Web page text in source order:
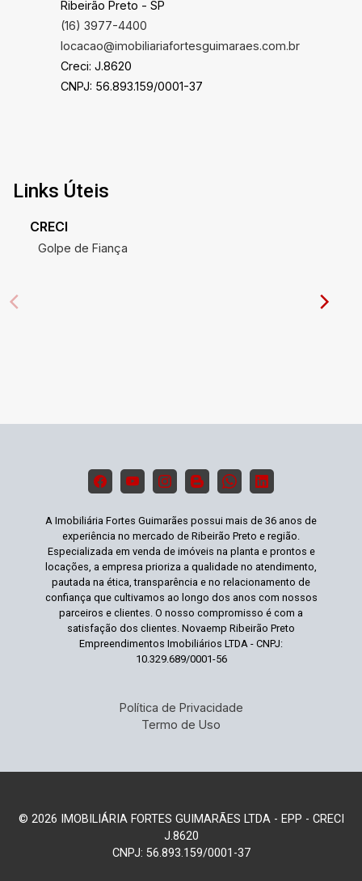
Ribeirão Preto - SP
(16) 3977-4400
locacao@imobiliariafortesguimaraes.com.br
Creci: J.8620
CNPJ: 56.893.159/0001-37
Links Úteis
CRECI
Golpe de Fiança
A Imobiliária Fortes Guimarães possui mais de 36 anos de
experiência no mercado de Ribeirão Preto e região.
Especializada em venda de imóveis na planta e prontos e
locações, a empresa prioriza a qualidade no atendimento,
pautada na ética, transparência e no relacionamento de
confiança que cultivamos ao longo dos anos com nossos
parceiros e clientes. O nosso compromisso é com a
satisfação dos clientes. Novaemp Ribeirão Preto
Empreendimentos Imobiliários LTDA - CNPJ:
10.329.689/0001-56
Política de Privacidade
Termo de Uso
© 2026 IMOBILIÁRIA FORTES GUIMARÃES LTDA - EPP - CRECI
J.8620
CNPJ: 56.893.159/0001-37